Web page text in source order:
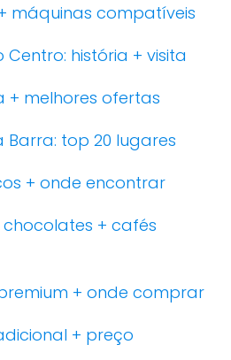
máquinas compatíveis
história + visita
+ melhores ofertas
top 20 lugares
+ onde encontrar
+ cafés
+ onde comprar
+ preço